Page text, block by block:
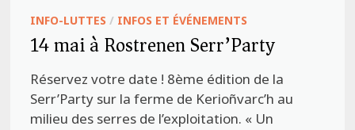
INFO-LUTTES / INFOS ET ÉVÉNEMENTS
14 mai à Rostrenen Serr’Party
Réservez votre date ! 8ème édition de la
Serr’Party sur la ferme de Kerioñvarc’h au
milieu des serres de l’exploitation. « Un